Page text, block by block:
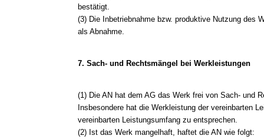
bestätigt.
(3) Die Inbetriebnahme bzw. produktive Nutzung des
als Abnahme.
7. Sach- und Rechtsmängel bei Werkleistungen
(1) Die AN hat dem AG das Werk frei von Sach- und
Insbesondere hat die Werkleistung der vereinbarten
vereinbarten Leistungsumfang zu entsprechen.
(2) Ist das Werk mangelhaft, haftet die AN wie folgt: